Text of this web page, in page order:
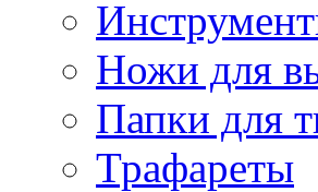
Ножи для
Папки для
Трафареты